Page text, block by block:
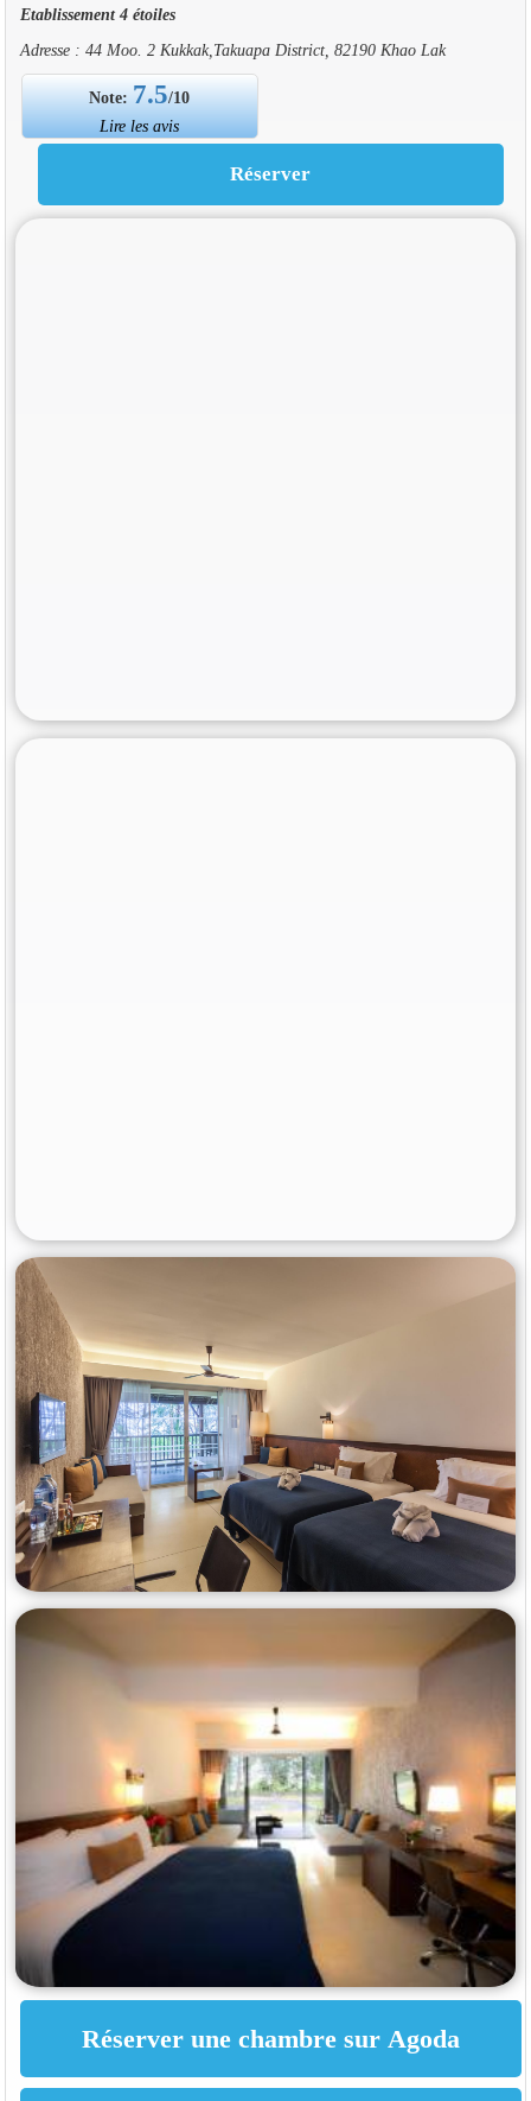
Etablissement 4 étoiles
Adresse : 44 Moo. 2 Kukkak,Takuapa District, 82190 Khao Lak
Note: 7.5/10
Lire les avis